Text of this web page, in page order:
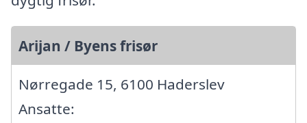
Arijan / Byens frisør
Nørregade 15, 6100 Haderslev
Ansatte: